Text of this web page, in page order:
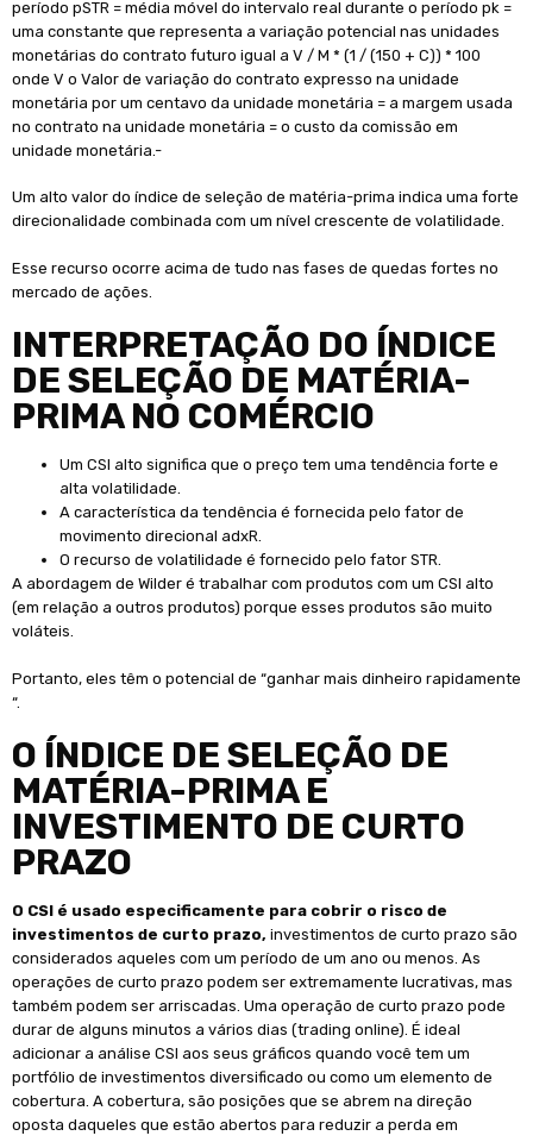
período pSTR = média móvel do intervalo real durante o período pk =
uma constante que representa a variação potencial nas unidades
monetárias do contrato futuro igual a V / M * (1 / (150 + C)) * 100
onde V o Valor de variação do contrato expresso na unidade
monetária por um centavo da unidade monetária = a margem usada
no contrato na unidade monetária = o custo da comissão em
unidade monetária.-
Um alto valor do índice de seleção de matéria-prima indica uma forte
direcionalidade combinada com um nível crescente de volatilidade.
Esse recurso ocorre acima de tudo nas fases de quedas fortes no
mercado de ações.
INTERPRETAÇÃO DO ÍNDICE
DE SELEÇÃO DE MATÉRIA-
PRIMA NO COMÉRCIO
Um CSI alto significa que o preço tem uma tendência forte e
alta volatilidade.
A característica da tendência é fornecida pelo fator de
movimento direcional adxR.
O recurso de volatilidade é fornecido pelo fator STR.
A abordagem de Wilder é trabalhar com produtos com um CSI alto
(em relação a outros produtos) porque esses produtos são muito
voláteis.
Portanto, eles têm o potencial de “ganhar mais dinheiro rapidamente
“.
O ÍNDICE DE SELEÇÃO DE
MATÉRIA-PRIMA E
INVESTIMENTO DE CURTO
PRAZO
O CSI é usado especificamente para cobrir o risco de
investimentos de curto prazo, investimentos de curto prazo são
considerados aqueles com um período de um ano ou menos. As
operações de curto prazo podem ser extremamente lucrativas, mas
também podem ser arriscadas. Uma operação de curto prazo pode
durar de alguns minutos a vários dias (trading online). É ideal
adicionar a análise CSI aos seus gráficos quando você tem um
portfólio de investimentos diversificado ou como um elemento de
cobertura. A cobertura, são posições que se abrem na direção
oposta daqueles que estão abertos para reduzir a perda em